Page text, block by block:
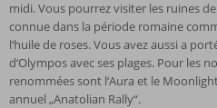
midi. Vous pourrez visiter les ruines
connue dans la période romaine
l‘huile de roses. Vous avez aussi a
d‘Olympos avec ses plages. Pour les
renommées sont l‘Aura et le
annuel „Anatolian Rally“.